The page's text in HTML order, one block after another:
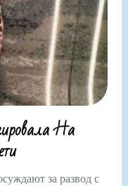
На
за развод с